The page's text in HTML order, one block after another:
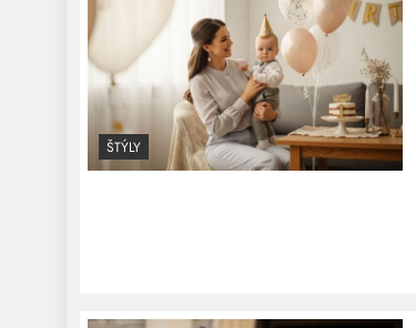
Ako sa obliecť na
polovinky
ŠTÝLY